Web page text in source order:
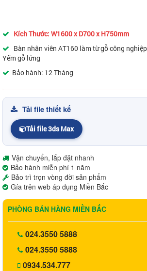
Kích Thước: W1600 x D700 x H750mm
Bàn nhân viên AT160 làm từ gỗ công
Yếm gỗ lửng
Bảo hành: 12 Tháng
Tải file thiết kế
Tải file 3ds Max
Vận chuyển, lắp đặt nhanh
Bảo hành miễn phí 1 năm
Bảo trì trọn vòng đời sản phẩm
Gía trên web áp dụng Miền Bắc
PHÒNG BÁN HÀNG MIỀN BẮC
024.3550 5888
024.3550 5888
0934.534.777